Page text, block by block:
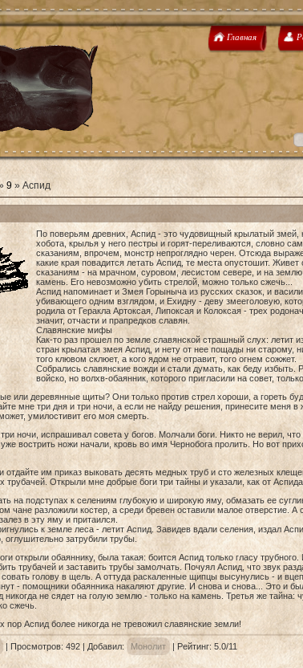
Главная
9» Аспид
По поверьям древних, Аспид - это чудовищный крылатый змей,
хобота, крылья у него пестры и горят-переливаются, словно
сказаниям, впрочем, монстр непроглядно черен. Отсюда
какие края повадится летать Аспид, те места опустошит.
сказаниям - на мрачном, суровом, лесистом севере, и на землю
камень. Его невозможно убить стрелой, можно только сжечь...
Аспид напоминает и Змея Горыныча из русских сказок, и
убивающего одним взглядом, и Ехидну - деву змееголовую,
родила от Геракла Артоксая, Липоксая и Колоксая - трех
значит, отчасти и прапредков славян.
Славянские мифы
Как-то раз прошел по земле славянской страшный слух: летит
стран крылатая змея Аспид, и нету от нее пощады ни старому,
того клювом склюет, а кого ядом не отравит, того огнем сожжет.
Собрались славянские вожди и стали думать, как беду избыть.
войско, но волхв-обаянник, которого пригласили на совет,
или деревянные щиты? Они только против стрел хороши, а гореть
мне три дня и три ночи, а если не найду решения, принесите меня в
умилостивит его моя смерть.
ночи, испрашивал совета у богов. Молчали боги. Никто не верил,
вострить ножи начали, кровь во имя Чернобога пролить. Но вот
отдайте им приказ выковать десять медных труб и сто железных
Открыли мне добрые боги три тайны и указали, как от Аспида
на подступах к селениям глубокую и широкую яму, обмазать ее
чане разложили костер, а среди бревен оставили малое отверстие. А
в эту яму и притаился.
к земле леса - летит Аспид. Завидев вдали селения, издал
оглушительно затрубили трубы.
открыли обаяннику, была такая: боится Аспид только гласу
трубачей и заставить трубы замолчать. Почуял Аспид, что звук
голову в щель. А оттуда раскаленные щипцы высунулись - и
- помощники обаянника накаляют другие. И снова и снова... Это и
никогда не сядет на голую землю - только на камень. Третья же тайна:
сжечь.
пор Аспид более никогда не тревожил славянские земли!
| Просмотров: 492 | Добавил: Монолит |Рейтинг: 5.0/11